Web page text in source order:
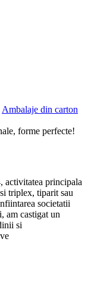
Ambalaje din carton
forme perfecte!
activitatea principala
triplex, tiparit sau
societatii
am castigat un
si